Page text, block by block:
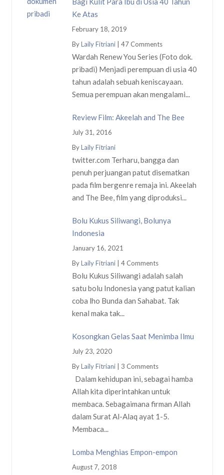
Ke Atas
February 18, 2019
ByLaily Fitriani| 47 Comments
Wardah Renew You Series (Foto dok.
pribadi) Menjadi perempuan di usia 40
tahun adalah sebuah keniscayaan.
Semua perempuan akan mengalami...
Review Film: Akeelah and The Bee
July 31, 2016
ByLaily Fitriani
twitter.com Terharu, bangga dan
penuh perjuangan patut disematkan
pada film bergenre remaja ini. Akeelah
and The Bee, film yang diproduksi...
Bolu Kukus Siliwangi, Bolunya
Indonesia
January 16, 2021
ByLaily Fitriani| 4 Comments
Bolu Kukus Siliwangi adalah salah
satu bolu Indonesia yang patut kalian
coba lho Bunda dan Sahabat. Tak
kenal maka tak...
Kosongkan Gelas Saat Menimba Ilmu
July 23, 2020
ByLaily Fitriani| 3 Comments
Dalam kehidupan ini, sebagai hamba
Allah kita diperintahkan untuk
membaca. Sebagaimana firman Allah
dalam Surat Al-Alaq ayat 1-5.
Membaca...
Lomba Menghias Empon-empon
August 7, 2018